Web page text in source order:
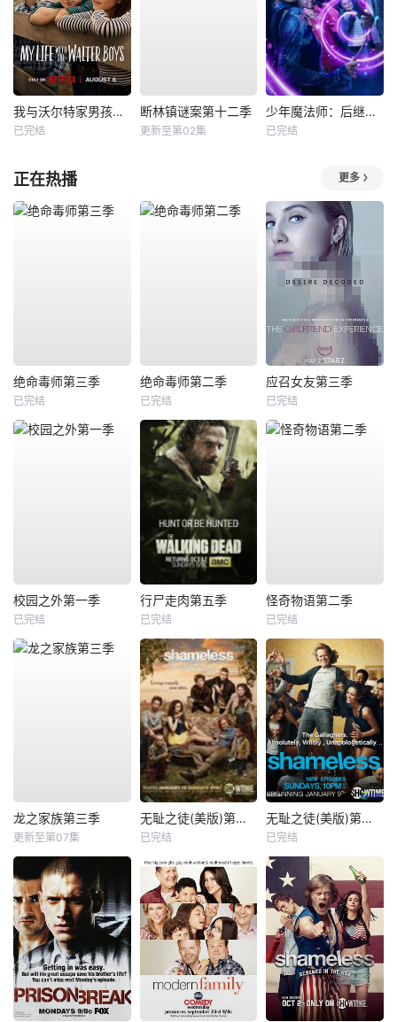
我与沃尔特家男孩的生活第三季
已完结
断林镇谜案第十二季
更新至第02集
少年魔法师：后继者第三季
已完结
正在热播 更多
绝命毒师第三季
已完结
绝命毒师第二季
已完结
应召女友第三季
已完结
校园之外第一季
已完结
行尸走肉第五季
已完结
怪奇物语第二季
已完结
龙之家族第三季
更新至第07集
无耻之徒(美版)第三季
已完结
无耻之徒(美版)第一季
已完结